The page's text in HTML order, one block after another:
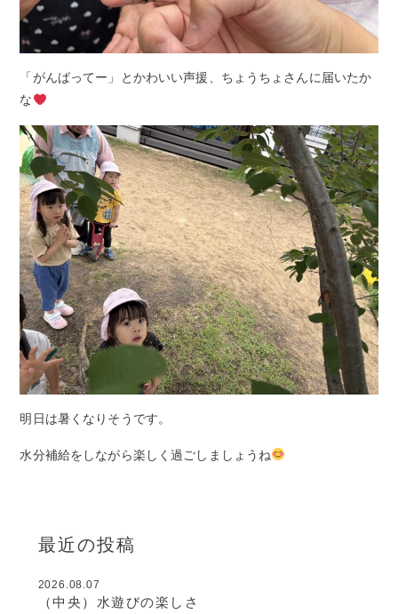
「がんばってー」とかわいい声援、ちょうちょさんに届いたか
な
明日は暑くなりそうです。
水分補給をしながら楽しく過ごしましょうね
最近の投稿
2026.08.07
（中央）水遊びの楽しさ